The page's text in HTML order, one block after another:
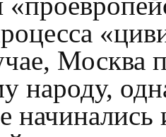
Москва
народу,